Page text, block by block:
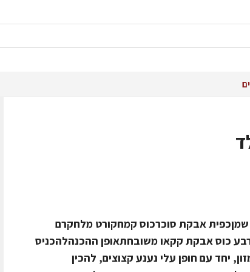
וחצי חלבכף שמןכפית אבקת סוכרכוס קמחקורט מלחקרם
כוס אבקת קקאו משובחתאופן ההכנהלהכניס
יחד עם חופן עלי נענע קצוצים, להכין